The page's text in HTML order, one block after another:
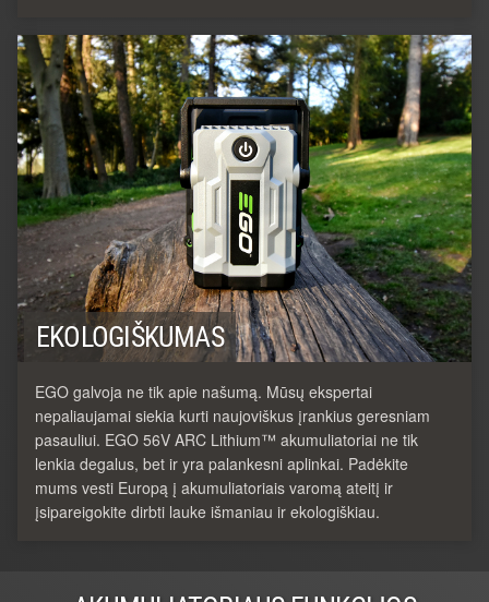
EKOLOGIŠKUMAS
EGO galvoja ne tik apie našumą. Mūsų ekspertai
nepaliaujamai siekia kurti naujoviškus įrankius geresniam
pasauliui. EGO 56V ARC Lithium™ akumuliatoriai ne tik
lenkia degalus, bet ir yra palankesni aplinkai. Padėkite
mums vesti Europą į akumuliatoriais varomą ateitį ir
įsipareigokite dirbti lauke išmaniau ir ekologiškiau.